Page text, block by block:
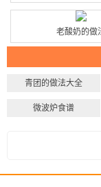
老酸奶的做
青团的做法大全
微波炉食谱